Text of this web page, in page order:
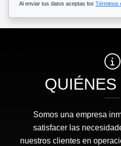
Al enviar tus datos aceptas los Términos
Somos una empresa
satisfacer las
nuestros clientes en